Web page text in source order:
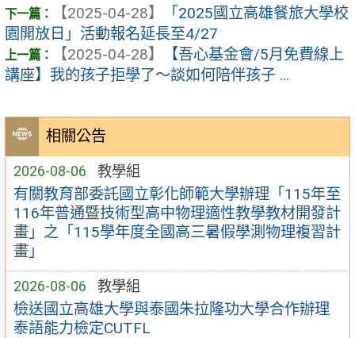
相關公告
2026-08-06 教學組
有關教育部委託國立彰化師範大學辦理「115年至
116年普通暨技術型高中物理適性教學教材開發計
畫」之「115學年度全國高三暑假學測物理複習計
畫」
2026-08-06 教學組
檢送國立高雄大學與泰國朱拉隆功大學合作辦理
泰語能力檢定CUTFL
【2025-04-28】
「2025國立高雄餐旅大學校
園開放日」活動報名延長至4/27
【2025-04-28】
【吾心基金會/5月免費線上
講座】我的孩子拒學了～談如何陪伴孩子 ...